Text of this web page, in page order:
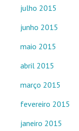
julho 2015
junho 2015
maio 2015
abril 2015
março 2015
fevereiro 2015
janeiro 2015